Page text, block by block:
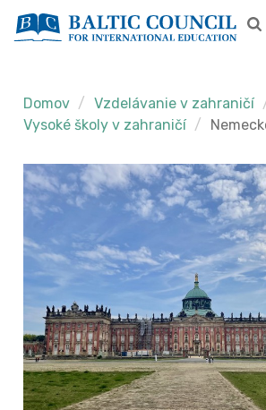
Domov
Vzdelávanie v zahraničí
Vysoké školy v zahraničí